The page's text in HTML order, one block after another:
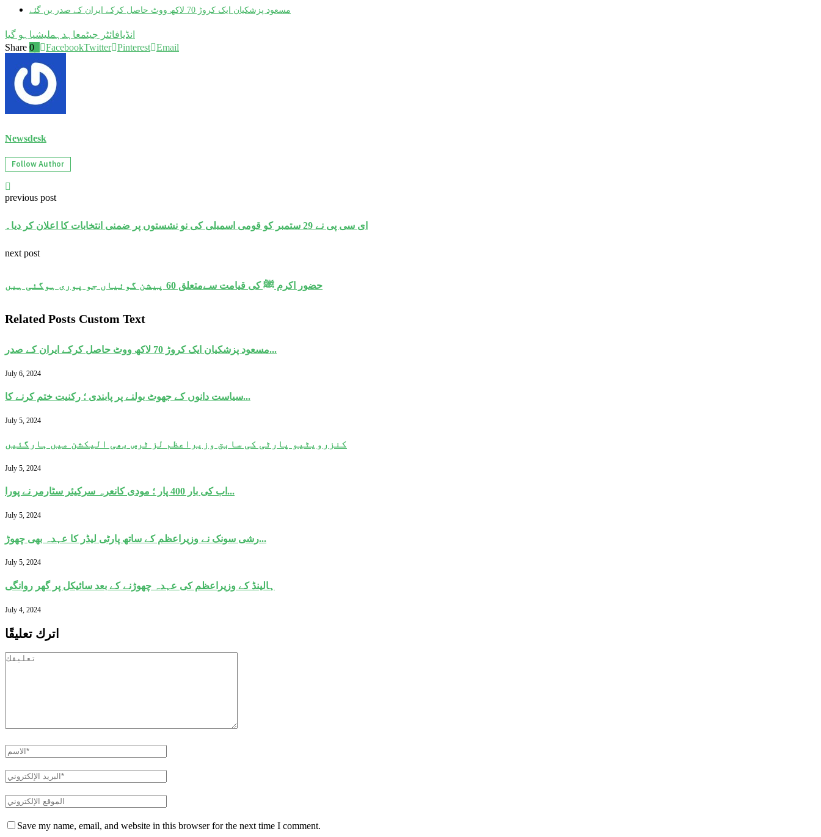
مسعود پزشکیان ایک کروڑ 70 لاکھ ووٹ حاصل کرکے ایران کے صدر بن گئے
انڈیافائٹر جیٹمعاہدہملیشیا ہو گیا
Share 0 FacebookTwitter Pinterest Email
Newsdesk
Follow Author
previous post
ای سی پی نے 29 ستمبر کو قومی اسمبلی کی نو نشستوں پر ضمنی انتخابات کا اعلان کر دیا۔
next post
حضور اکرم ﷺ کی قیامت سےمتعلق 60 پیشن گوئیاں جو پوری ہوگئی ہیں
Related Posts Custom Text
مسعود پزشکیان ایک کروڑ 70 لاکھ ووٹ حاصل کرکے ایران کے صدر...
July 6, 2024
سیاست دانوں کے جھوٹ بولنے پر پابندی ؛ رکنیت ختم کرنے کا...
July 5, 2024
کنزرویٹیو پارٹی کی سابق وزیراعظم لز ٹرس بھی الیکشن میں ہارگئیں
July 5, 2024
اب کی بار 400 پار ؛ مودی کانعرہ سرکیئر سٹارمر نے پورا...
July 5, 2024
رشی سونک نے وزیراعظم کے ساتھ پارٹی لیڈر کا عہدہ بھی چھوڑ...
July 5, 2024
ہالینڈ کے وزیراعظم کی عہدہ چھوڑنے کے بعد سائیکل پر گھر روانگی
July 4, 2024
اترك تعليقًا
Save my name, email, and website in this browser for the next time I comment.